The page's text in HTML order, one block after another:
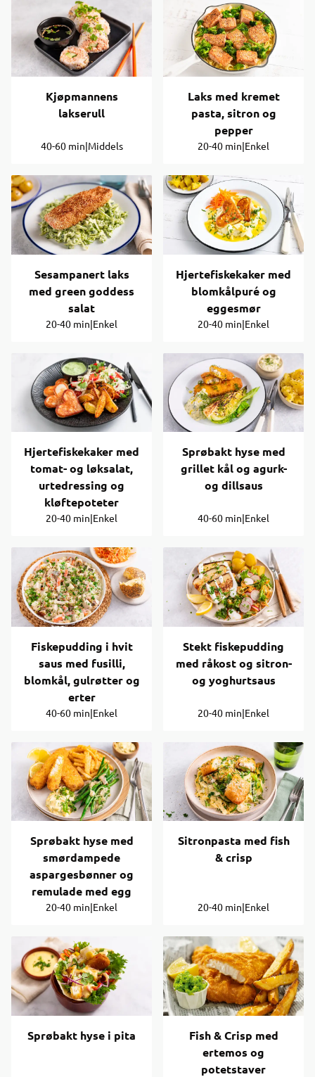
Kjøpmannens
lakserull
40-60 min|Middels
Laks med kremet
pasta, sitron og
pepper
20-40 min|Enkel
Sesampanert laks
med green goddess
salat
20-40 min|Enkel
Hjertefiskekaker med
blomkålpuré og
eggesmør
20-40 min|Enkel
Hjertefiskekaker med
tomat- og løksalat,
urtedressing og
kløftepoteter
20-40 min|Enkel
Sprøbakt hyse med
grillet kål og agurk-
og dillsaus
40-60 min|Enkel
Fiskepudding i hvit
saus med fusilli,
blomkål, gulrøtter og
erter
40-60 min|Enkel
Stekt fiskepudding
med råkost og sitron-
og yoghurtsaus
20-40 min|Enkel
Sprøbakt hyse med
smørdampede
aspargesbønner og
remulade med egg
20-40 min|Enkel
Sitronpasta med fish
& crisp
20-40 min|Enkel
Sprøbakt hyse i pita
Fish & Crisp med
ertemos og
potetstaver